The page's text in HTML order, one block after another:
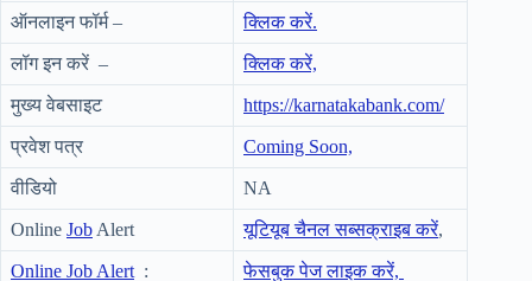
ऑनलाइन फॉर्म – क्लिक करें.
लॉग इन करें – क्लिक करें,
मुख्य वेबसाइट https://karnatakabank.com/
प्रवेश पत्र Coming Soon,
वीडियो NA
Online Job Alert यूटियूब चैनल सब्सक्राइब करें,
Online Job Alert : फेसबुक पेज लाइक करें,